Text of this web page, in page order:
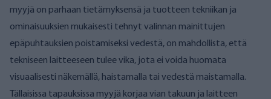
myyjä on parhaan tietämyksensä ja tuotteen tekniikan ja
ominaisuuksien mukaisesti tehnyt valinnan mainittujen
epäpuhtauksien poistamiseksi vedestä, on mahdollista, että
tekniseen laitteeseen tulee vika, jota ei voida huomata
visuaalisesti näkemällä, haistamalla tai vedestä maistamalla.
Tällaisissa tapauksissa myyjä korjaa vian takuun ja laitteen